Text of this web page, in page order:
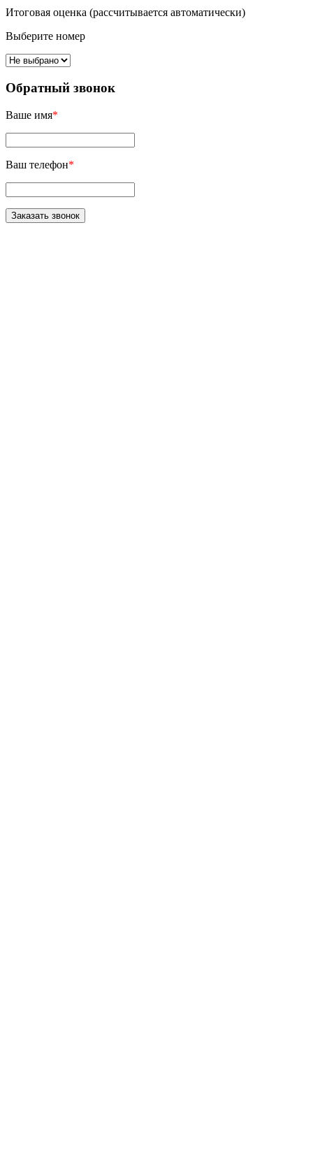
Итоговая оценка (рассчитывается автоматически)
Выберите номер
Обратный звонок
Ваше имя*
Ваш телефон*